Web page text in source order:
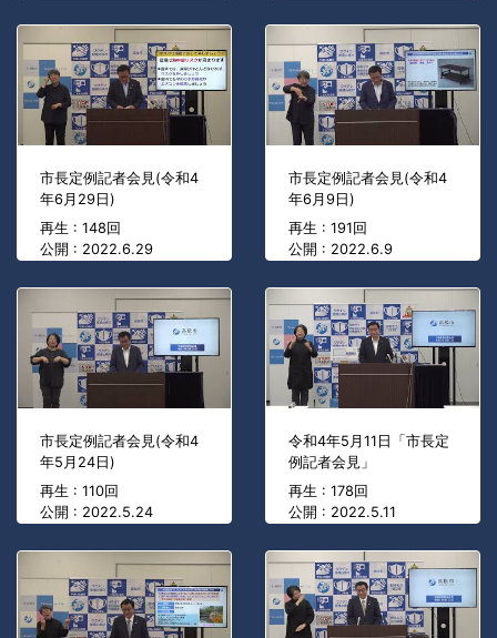
市長定例記者会見(令和4
年6月29日)
再生 : 148回
公開 : 2022.6.29
市長定例記者会見(令和4
年6月9日)
再生 : 191回
公開 : 2022.6.9
市長定例記者会見(令和4
年5月24日)
再生 : 110回
公開 : 2022.5.24
令和4年5月11日「市長定
例記者会見」
再生 : 178回
公開 : 2022.5.11